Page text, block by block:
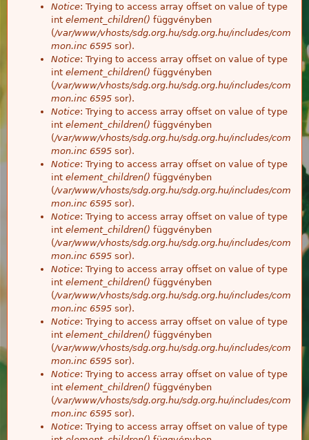
Notice: Trying to access array offset on value of type
int element_children() függvényben
(/var/www/vhosts/sdg.org.hu/sdg.org.hu/includes/com
mon.inc 6595 sor).
Notice: Trying to access array offset on value of type
int element_children() függvényben
(/var/www/vhosts/sdg.org.hu/sdg.org.hu/includes/com
mon.inc 6595 sor).
Notice: Trying to access array offset on value of type
int element_children() függvényben
(/var/www/vhosts/sdg.org.hu/sdg.org.hu/includes/com
mon.inc 6595 sor).
Notice: Trying to access array offset on value of type
int element_children() függvényben
(/var/www/vhosts/sdg.org.hu/sdg.org.hu/includes/com
mon.inc 6595 sor).
Notice: Trying to access array offset on value of type
int element_children() függvényben
(/var/www/vhosts/sdg.org.hu/sdg.org.hu/includes/com
mon.inc 6595 sor).
Notice: Trying to access array offset on value of type
int element_children() függvényben
(/var/www/vhosts/sdg.org.hu/sdg.org.hu/includes/com
mon.inc 6595 sor).
Notice: Trying to access array offset on value of type
int element_children() függvényben
(/var/www/vhosts/sdg.org.hu/sdg.org.hu/includes/com
mon.inc 6595 sor).
Notice: Trying to access array offset on value of type
int element_children() függvényben
(/var/www/vhosts/sdg.org.hu/sdg.org.hu/includes/com
mon.inc 6595 sor).
Notice: Trying to access array offset on value of type